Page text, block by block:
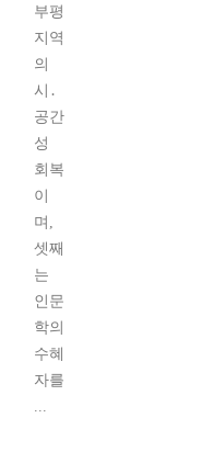
부평
지역
의
시․
공간
성
회복
이
며,
셋째
는
인문
학의
수혜
자를
...